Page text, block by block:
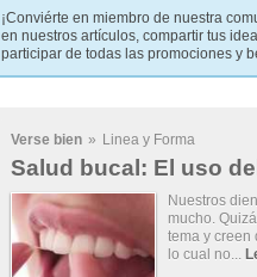
¡Conviérte en miembro de nuestra
en nuestros artículos, compartir tus
participar de todas las promociones y
Verse bien » Linea y Forma
Salud bucal: El uso
Nuestros
mucho.
tema y creen
lo cual no...